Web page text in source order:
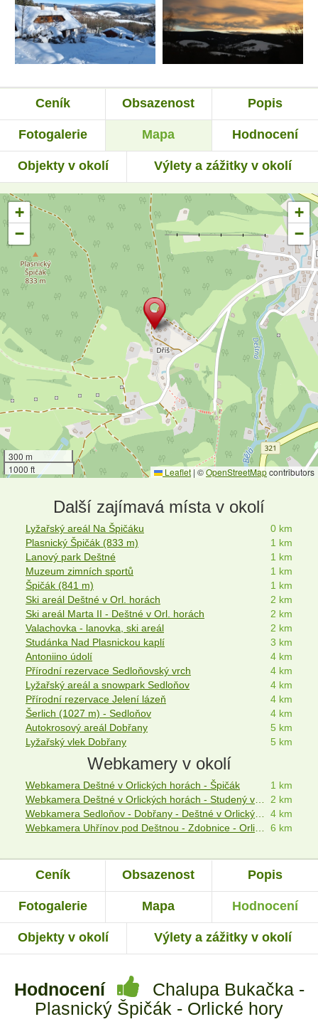
Ceník Obsazenost Popis
Fotogalerie Mapa Hodnocení
Objekty v okolí Výlety a zážitky v okolí
+
−
+
−
300 m
1000 ft
Leaflet | ©OpenStreetMapcontributors
Další zajímavá místa v okolí
Lyžařský areál Na Špičáku
0 km
Plasnický Špičák (833 m)
1 km
Lanový park Deštné
1 km
Muzeum zimních sportů
1 km
Špičák (841 m)
1 km
Ski areál Deštné v Orl. horách
2 km
Ski areál Marta II - Deštné v Orl. horách
2 km
Valachovka - lanovka, ski areál
2 km
Studánka Nad Plasnickou kaplí
3 km
Antoniino údolí
4 km
Přírodní rezervace Sedloňovský vrch
4 km
Lyžařský areál a snowpark Sedloňov
4 km
Přírodní rezervace Jelení lázeň
4 km
Šerlich (1027 m) - Sedloňov
4 km
Autokrosový areál Dobřany
5 km
Lyžařský vlek Dobřany
5 km
Webkamery v okolí
Webkamera Deštné v Orlických horách - Špičák
1 km
2 km
4 km
6 km
Ceník Obsazenost Popis
Fotogalerie Mapa Hodnocení
Objekty v okolí Výlety a zážitky v okolí
Hodnocení
Chalupa Bukačka -
Plasnický Špičák - Orlické hory